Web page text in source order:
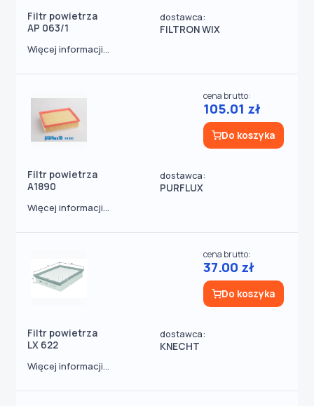
Filtr powietrza
AP 063/1
dostawca:
FILTRON WIX
Więcej informacji...
Filtr powietrza
A1890
dostawca:
PURFLUX
cena brutto:
105.01 zł
Do koszyka
Więcej informacji...
Filtr powietrza
LX 622
dostawca:
KNECHT
cena brutto:
37.00 zł
Do koszyka
Więcej informacji...